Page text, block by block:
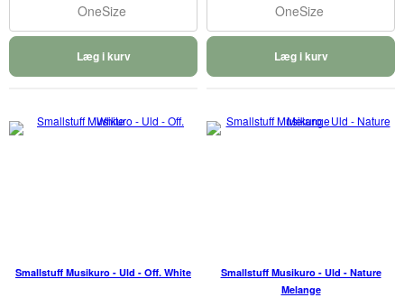
OneSize
Læg i kurv
OneSize
Læg i kurv
Smallstuff Musikuro - Uld - Off. White
Smallstuff Musikuro - Uld - Nature
Melange